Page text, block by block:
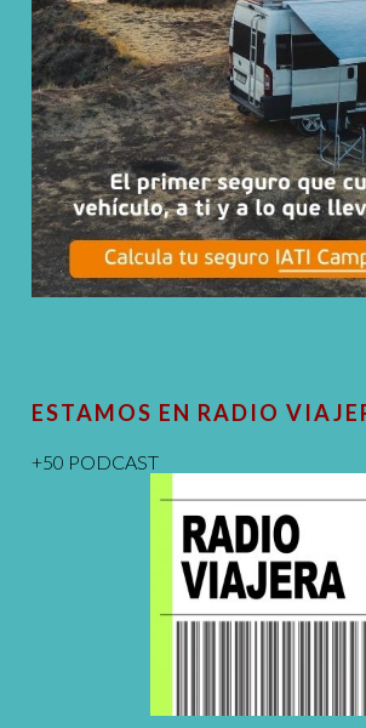
ESTAMOS EN RADIO
+50 PODCAST